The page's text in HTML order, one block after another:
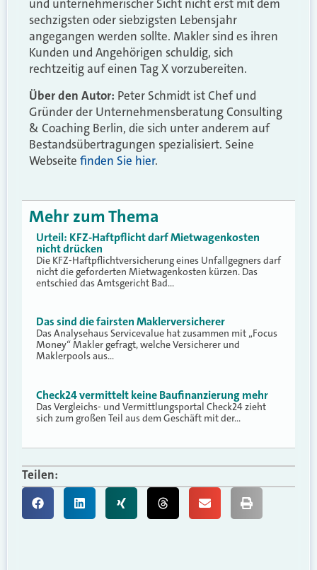
und unternehmerischer Sicht nicht erst mit dem
sechzigsten oder siebzigsten Lebensjahr
angegangen werden sollte. Makler sind es ihren
Kunden und Angehörigen schuldig, sich
rechtzeitig auf einen Tag X vorzubereiten.
Über den Autor: Peter Schmidt ist Chef und
Gründer der Unternehmensberatung Consulting
& Coaching Berlin, die sich unter anderem auf
Bestandsübertragungen spezialisiert. Seine
Webseite finden Sie hier.
Mehr zum Thema
Urteil: KFZ-Haftpflicht darf Mietwagenkosten
nicht drücken
Die KFZ-Haftpflichtversicherung eines Unfallgegners darf
nicht die geforderten Mietwagenkosten kürzen. Das
entschied das Amtsgericht Bad…
Das sind die fairsten Maklerversicherer
Das Analysehaus Servicevalue hat zusammen mit „Focus
Money“ Makler gefragt, welche Versicherer und
Maklerpools aus…
Check24 vermittelt keine Baufinanzierung mehr
Das Vergleichs- und Vermittlungsportal Check24 zieht
sich zum großen Teil aus dem Geschäft mit der…
Teilen: